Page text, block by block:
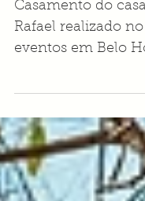
Fotografia de
BH
Rafael realizado no inimaginavel
eventos em Belo